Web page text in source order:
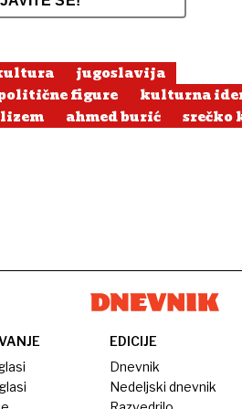
jugoslavija
figure
kulturna
ahmed burić srečko
EDICIJE
Dnevnik
Nedeljski dnevnik